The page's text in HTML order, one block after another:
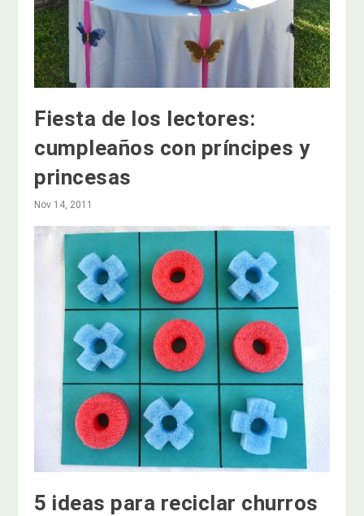
Fiesta de los lectores:
cumpleaños con príncipes y
princesas
Nov 14, 2011
5 ideas para reciclar churros